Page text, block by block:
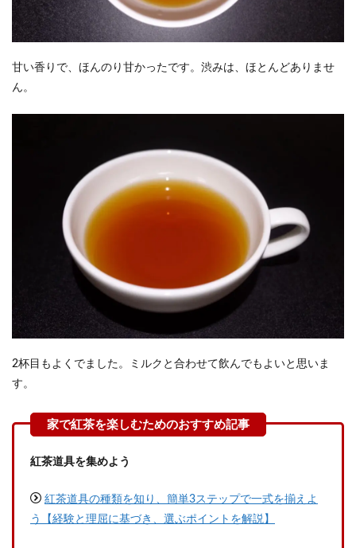
甘い香りで、ほんのり甘かったです。渋みは、ほとんどありませ
ん。
2杯目もよくでました。ミルクと合わせて飲んでもよいと思いま
す。
紅茶道具を集めよう
紅茶道具の種類を知り、簡単3ステップで一式を揃えよ
う【経験と理屈に基づき、選ぶポイントを解説】